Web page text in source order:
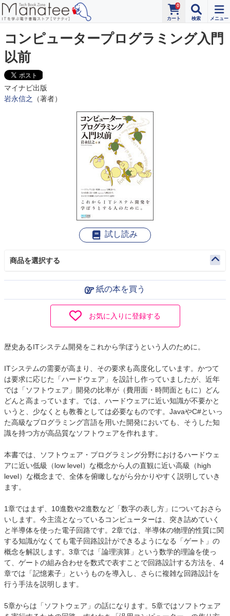
0
コンピュータープログラミング入門
以前
マイナビ出版
岩永信之
（著者）
試し読み
商品を選択する
紙の本を買う
お気に入りに登録する
歴史あるITシステム開発をこれから学ぼうという人のために。
ITシステムの需要が高まり、その要求も高度化しています。かつて
は要求に応じた「ハードウェア」を設計し作っていましたが、近年
では「ソフトウェア」開発の比率が（費用面・時間面ともに）どん
どんと高まっています。では、ハードウェアに近い知識が不要かと
いうと、少なくとも教養としては必要なものです。JavaやC#といっ
た高級なプログラミング言語を用いた開発においても、そうした知
識を持つ方が高品質なソフトウェアを作れます。
本書では、ソフトウェア・プログラミング分野におけるハードウェ
アに近い低級（low level）な概念から人の直観に近い高級（high
level）な概念まで、全体を俯瞰しながら分かりやすく説明していき
ます。
1章ではまず、10進数や2進数など「数字の表し方」についておさら
いします。今主流となっているコンピューターは、突き詰めていく
と半導体を使った電子回路です。2章では、半導体の物理的性質に関
する知識がなくても電子回路設計ができるようになる「ゲート」の
概念を解説します。3章では「論理演算」という数学的理論を使っ
て、ゲートの組み合わせを数式で表すことで回路設計する方法を、4
章では「記憶素子」というものを導入し、さらに複雑な回路設計を
行う手法を説明します。
5章からは「ソフトウェア」の話になります。5章ではソフトウェア